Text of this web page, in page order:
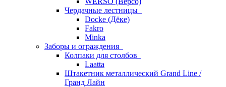
Чердачные лестницы
Docke (Дёке)
Fakro
Minka
Заборы и ограждения
Колпаки для столбов
Laatta
Штакетник металлический Grand Line /
Гранд Лайн